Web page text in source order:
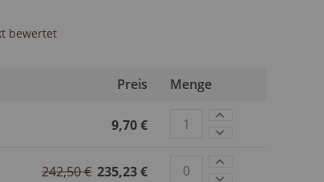
bewertet
Preis Menge
9,70 €
235,23 €
242,50 €